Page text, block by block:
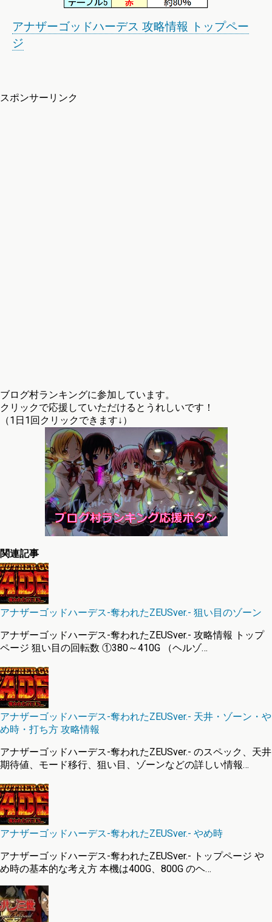
アナザーゴッドハーデス 攻略情報 トップペー
ジ
スポンサーリンク
ブログ村ランキングに参加しています。
クリックで応援していただけるとうれしいです！
（1日1回クリックできます↓）
関連記事
アナザーゴッドハーデス-奪われたZEUSver.- 狙い目のゾーン
アナザーゴッドハーデス-奪われたZEUSver.- 攻略情報 トップ
ページ 狙い目の回転数 ①380～410G （ヘルゾ…
アナザーゴッドハーデス-奪われたZEUSver.- 天井・ゾーン・や
め時・打ち方 攻略情報
アナザーゴッドハーデス-奪われたZEUSver.- のスペック、天井
期待値、モード移行、狙い目、ゾーンなどの詳しい情報…
アナザーゴッドハーデス-奪われたZEUSver.- やめ時
アナザーゴッドハーデス-奪われたZEUSver.- トップページ や
め時の基本的な考え方 本機は400G、800G のヘ…